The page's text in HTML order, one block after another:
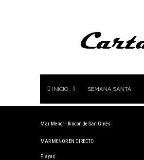
INICIO SEMANA SANTA
Mar Menor - Rincón de San Ginés
MAR MENOR EN DIRECTO
Playas